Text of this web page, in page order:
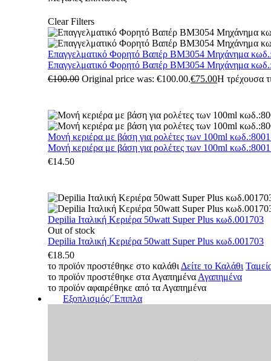
Clear Filters
Επαγγελματικό Φορητό Βαπέρ BM3054 Μηχάνημα
Επαγγελματικό Φορητό Βαπέρ BM3054 Μηχάνημα
€100.00 Original price was: €100.00.€75.00Η τρέχουσα
Μονή κεριέρα με βάση για ρολέτες των 100ml
Μονή κεριέρα με βάση για ρολέτες των 100ml
€14.50
Depilia Ιταλική Κεριέρα 50watt Super Plus κωδ.001703
Out of stock
Depilia Ιταλική Κεριέρα 50watt Super Plus κωδ.001703
€18.50
το προϊόν προστέθηκε στο καλάθι Δείτε το Καλάθι
το προϊόν προστέθηκε στα Αγαπημένα Αγαπημένα
το προϊόν αφαιρέθηκε από τα Αγαπημένα
Εξοπλισμός/΄Επιπλα